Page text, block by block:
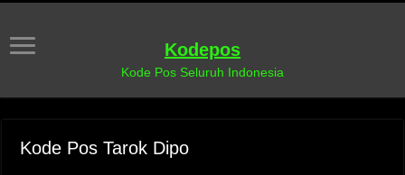
Kodepos
Kode Pos Seluruh Indonesia
Kode Pos Tarok Dipo